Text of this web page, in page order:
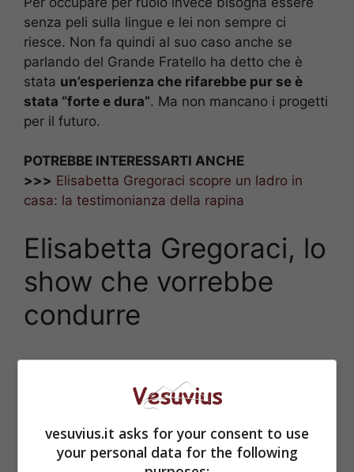
senza peli sulla lingue e lei non sempre ci
riesce. Non fa quindi al suo caso anche se
parlando del Grande Fratello ha detto che è
stata un’esperienza che rifarebbe pur se è
stata “forte e dura”. Ma non mancano i progetti
per il futuro.
POTREBBE INTERESSARTI ANCHE
>>> Elisabetta Gregoraci scopre un ladro in
casa: la testimonianza della rapina
Elisabetta Gregoraci, lo
show che vorrebbe
condurre
vesuvius.it asks for your consent to use
your personal data for the following